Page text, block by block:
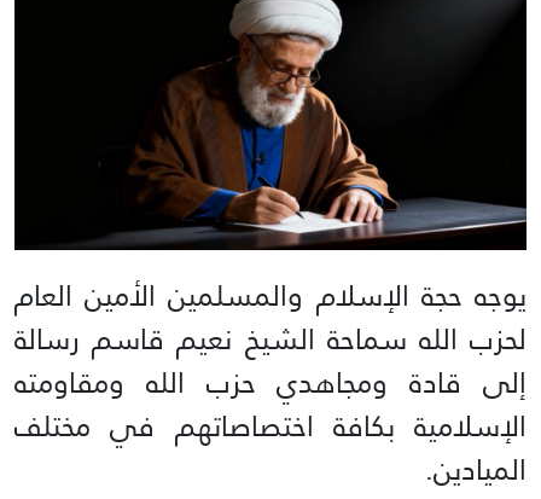
يوجه حجة الإسلام والمسلمين الأمين العام
لحزب الله سماحة الشيخ نعيم قاسم رسالة
إلى قادة ومجاهدي حزب الله ومقاومته
الإسلامية بكافة اختصاصاتهم في مختلف
الميادين.